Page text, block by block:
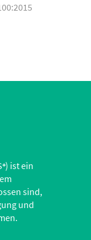
+) ist ein
sind,
und